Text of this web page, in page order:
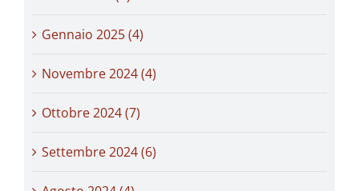
Gennaio 2025 (4)
Novembre 2024 (4)
Ottobre 2024 (7)
Settembre 2024 (6)